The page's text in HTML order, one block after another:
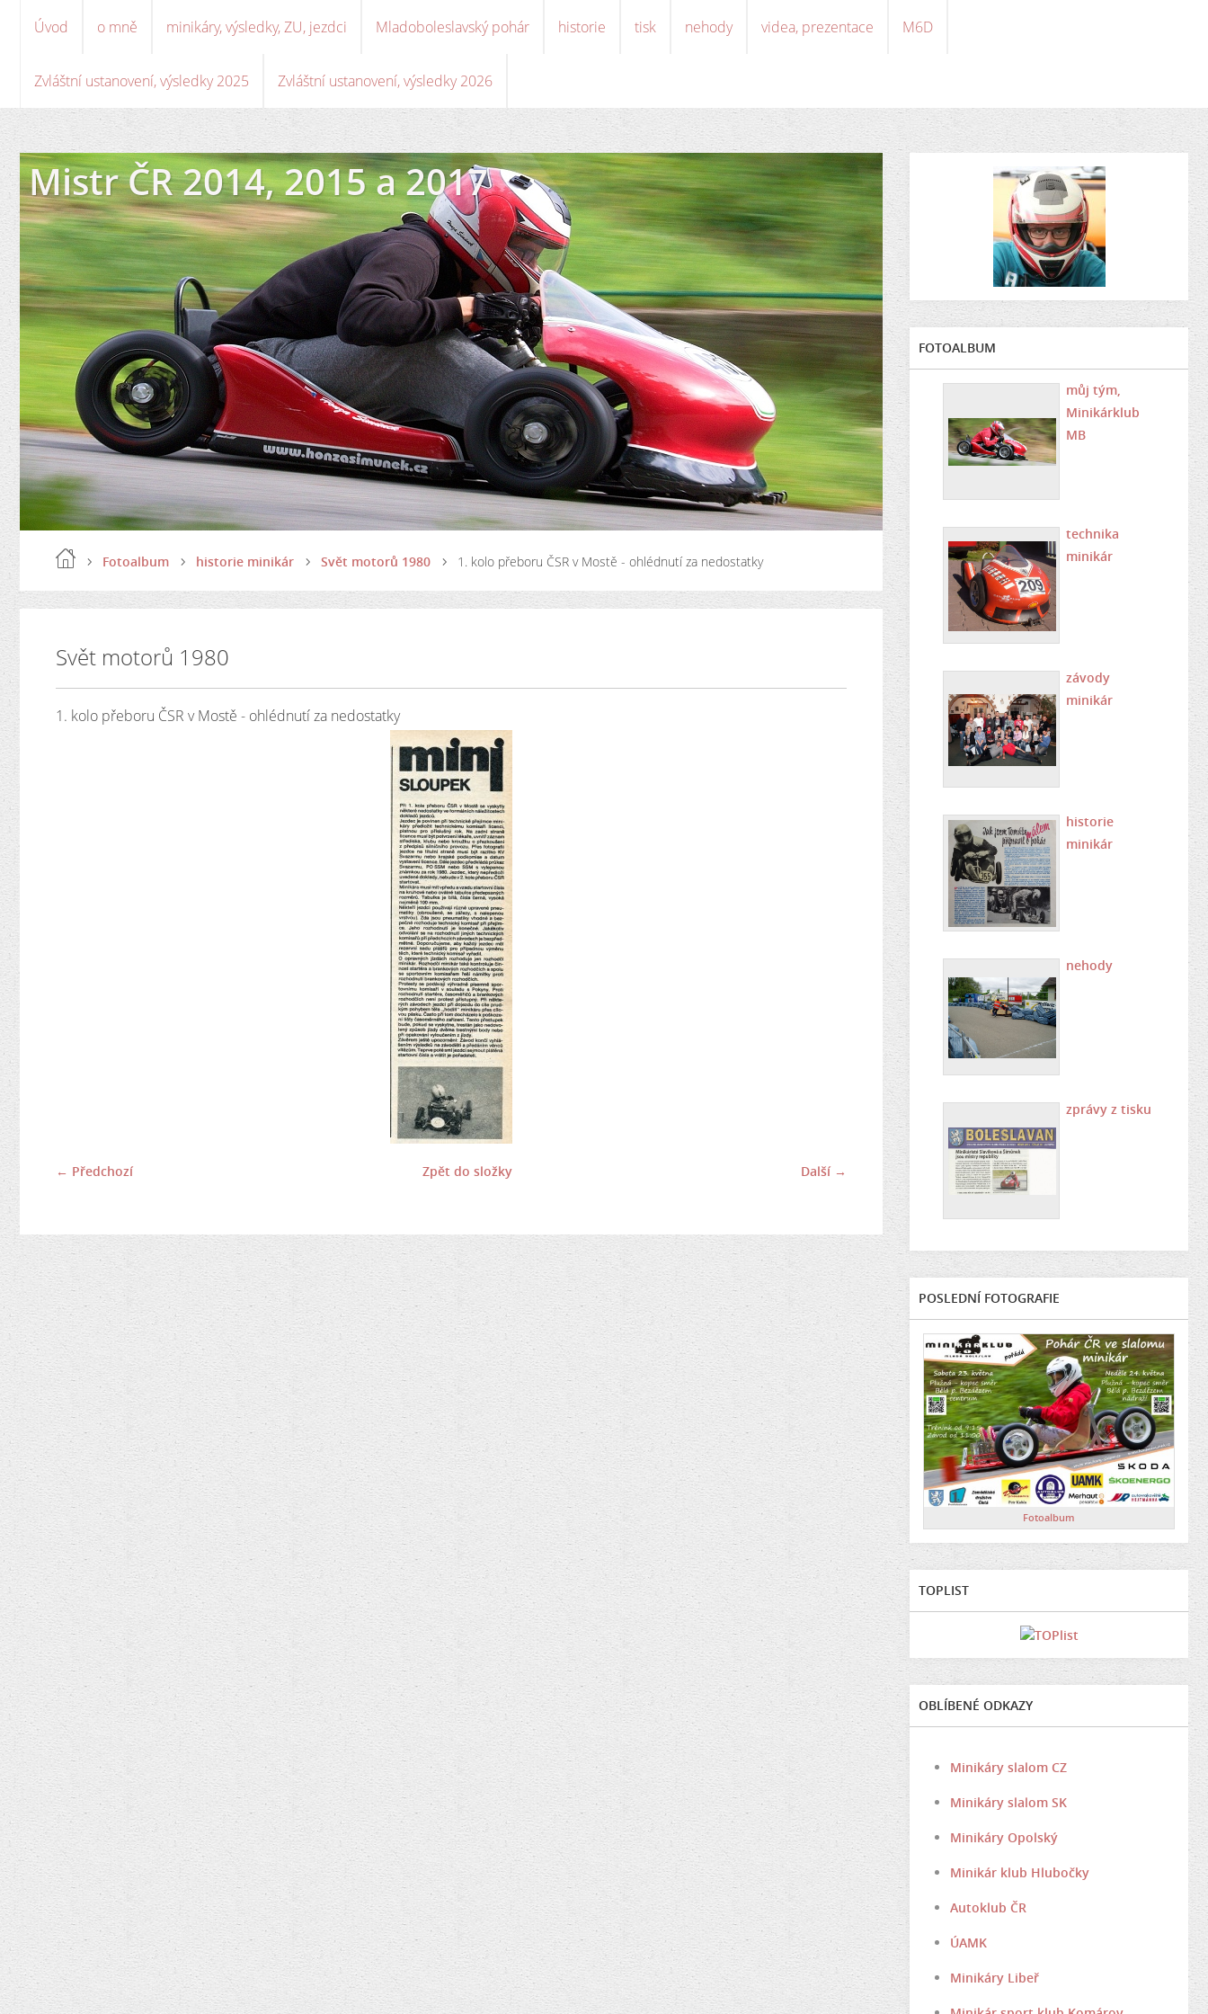
Úvod o mně minikáry, výsledky, ZU, jezdci Mladoboleslavský pohár historie tisk nehody videa, prezentace M6D
Zvláštní ustanovení, výsledky 2025 Zvláštní ustanovení, výsledky 2026
Mistr ČR 2014, 2015 a 2017
Fotoalbum historie minikár Svět motorů 1980 1. kolo přeboru ČSR v Mostě - ohlédnutí za nedostatky
Svět motorů 1980
1. kolo přeboru ČSR v Mostě - ohlédnutí za nedostatky
← Předchozí Další →
Zpět do složky
FOTOALBUM
můj tým,
Minikárklub
MB
technika
minikár
závody
minikár
historie
minikár
nehody
zprávy z tisku
POSLEDNÍ FOTOGRAFIE
Fotoalbum
TOPLIST
OBLÍBENÉ ODKAZY
Minikáry slalom CZ
Minikáry slalom SK
Minikáry Opolský
Minikár klub Hlubočky
Autoklub ČR
ÚAMK
Minikáry Libeř